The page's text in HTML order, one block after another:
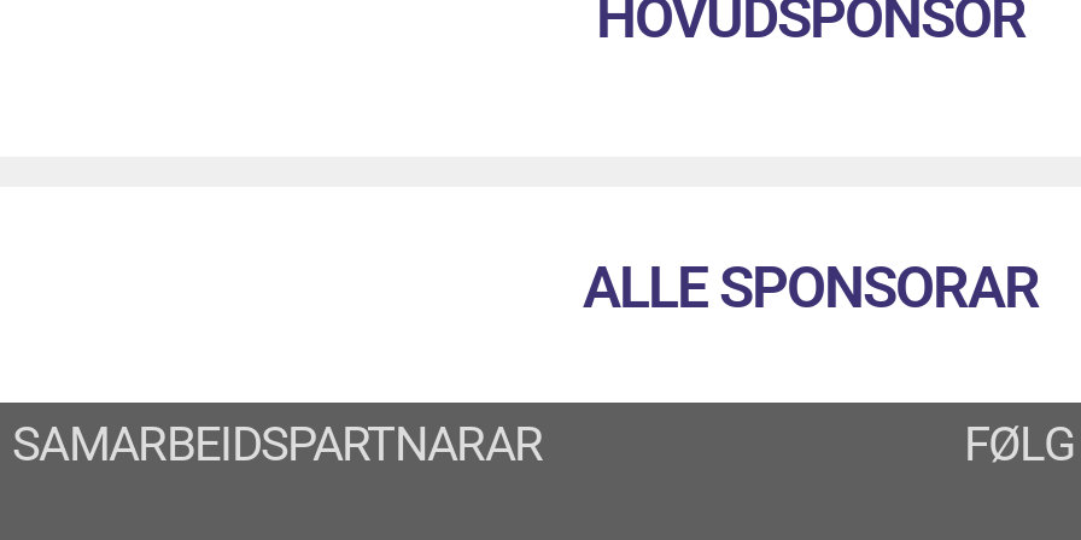
HOVUDSPONSOR
ALLE SPONSORAR
SAMARBEIDSPARTNARAR